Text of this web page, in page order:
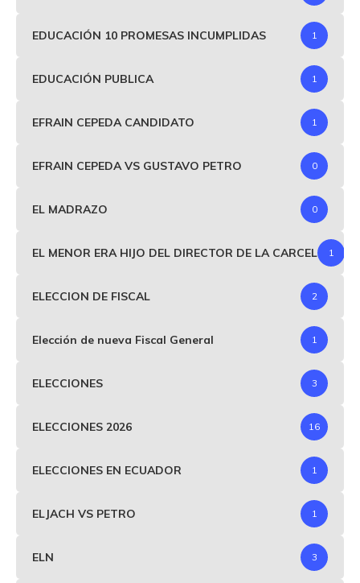
EDUCACIÓN 10 PROMESAS INCUMPLIDAS 1
EDUCACIÓN PUBLICA 1
EFRAIN CEPEDA CANDIDATO 1
EFRAIN CEPEDA VS GUSTAVO PETRO 0
EL MADRAZO 0
EL MENOR ERA HIJO DEL DIRECTOR DE LA CARCEL 1
ELECCION DE FISCAL 2
Elección de nueva Fiscal General 1
ELECCIONES 3
ELECCIONES 2026 16
ELECCIONES EN ECUADOR 1
ELJACH VS PETRO 1
ELN 3